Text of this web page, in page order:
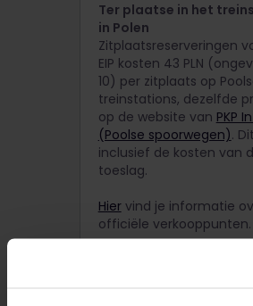
Ter plaatse in het
in Polen
Zitplaatsreserveringen
EIP kosten 43 PLN
10) per zitplaats op
treinstations, dezelfde
op de website van PKP
(Poolse spoorwegen).
inclusief de kosten van
toeslag.
Hiervind je informatie
officiële verkooppunten.